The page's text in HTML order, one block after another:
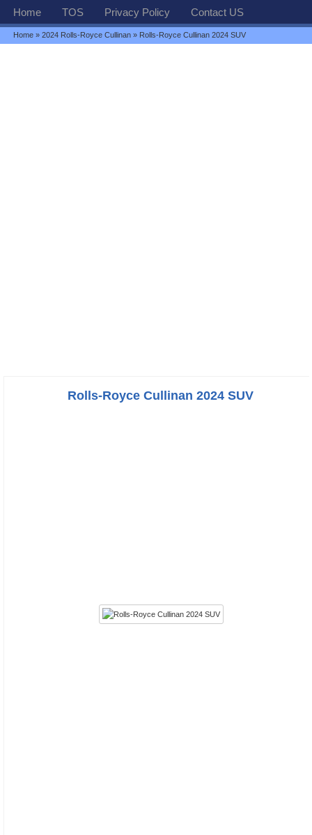
Home TOS Privacy Policy Contact US
Home »2024 Rolls-Royce Cullinan » Rolls-Royce Cullinan 2024 SUV
Rolls-Royce Cullinan 2024 SUV